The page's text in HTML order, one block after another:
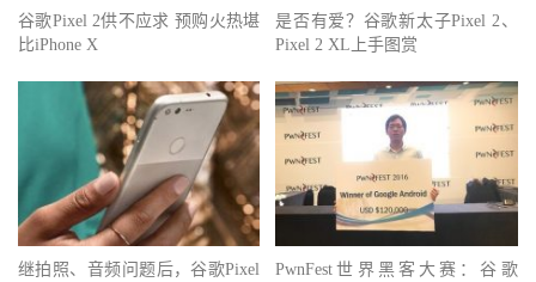
谷歌Pixel 2供不应求 预购火热堪
比iPhone X
是否有爱？谷歌新太子Pixel 2、
Pixel 2 XL上手图赏
继拍照、音频问题后，谷歌Pixel
PwnFest世界黑客大赛：谷歌